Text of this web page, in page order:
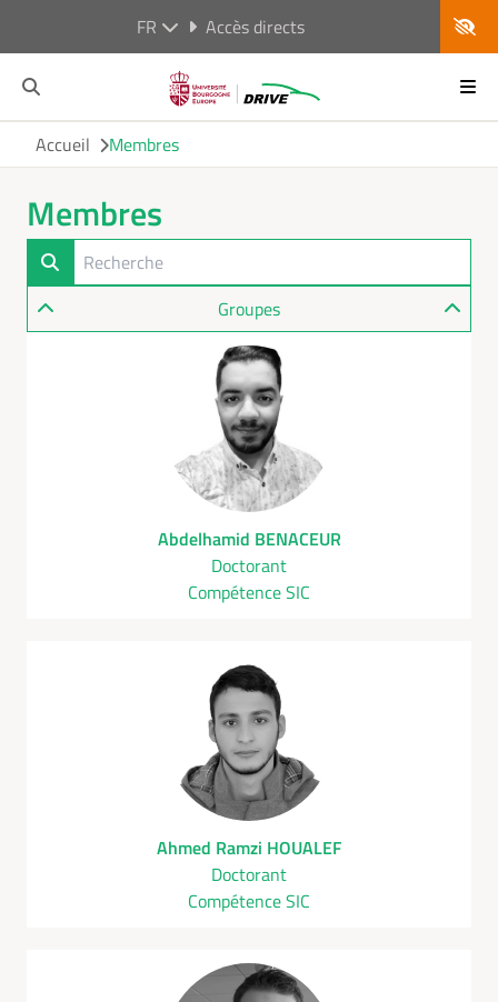
FR Accès directs
Accueil Membres
Membres
Groupes
Abdelhamid BENACEUR
Doctorant
Compétence SIC
Ahmed Ramzi HOUALEF
Doctorant
Compétence SIC